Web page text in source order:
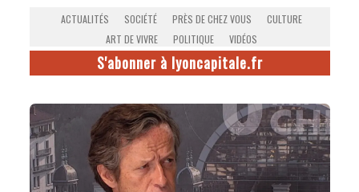
ACTUALITÉS SOCIÉTÉ PRÈS DE CHEZ VOUS
CULTURE
ART DE VIVRE
POLITIQUE VIDÉOS
S'abonner à lyoncapitale.fr